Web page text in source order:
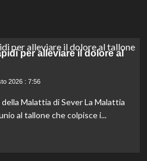
per alleviare il dolore al
2026 : 7:56
Malattia di Sever La Malattia
al tallone che colpisce i...